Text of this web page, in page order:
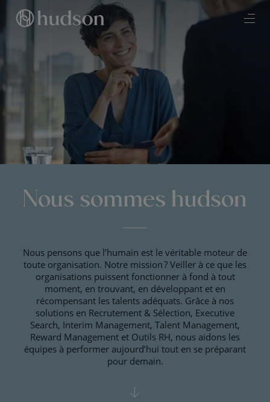
Nous sommes hudson
Nous pensons que l’humain est le véritable moteur de
toute organisation. Notre mission ? Veiller à ce que les
organisations puissent fonctionner à fond à tout
moment, en trouvant, en développant et en
récompensant les talents adéquats. Grâce à nos
solutions en Recrutement & Sélection, Executive
Search, Interim Management, Talent Management,
Reward Management et Outils RH, nous aidons les
équipes à performer aujourd’hui tout en se préparant
pour demain.